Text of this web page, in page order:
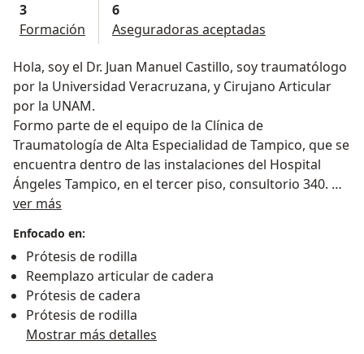
3
Formación
6
Aseguradoras aceptadas
Hola, soy el Dr. Juan Manuel Castillo, soy traumatólogo
por la Universidad Veracruzana, y Cirujano Articular
por la UNAM.
Formo parte de el equipo de la Clínica de
Traumatología de Alta Especialidad de Tampico, que se
encuentra dentro de las instalaciones del Hospital
Ángeles Tampico, en el tercer piso, consultorio 340.
Somos especialistas en Cirugía de Fracturas, así como
Prótesis de Rodilla y Cadera. Además de que contamos
con atención de alto nivel para patología de columna.
ver más
Enfocado en:
Prótesis de rodilla
Reemplazo articular de cadera
Prótesis de cadera
Prótesis de rodilla
Mostrar más detalles